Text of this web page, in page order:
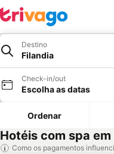
Destino
Filandia
Check-in/out
Escolha as datas
Ordenar
Hotéis com spa
Como os pagamentos